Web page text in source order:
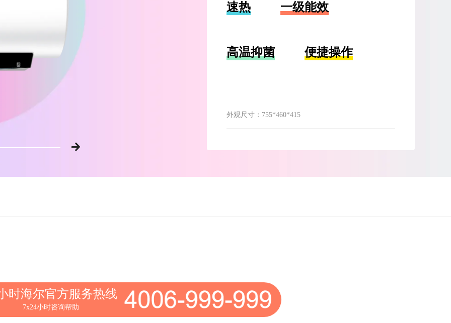
速热 一级能效
高温抑菌 便捷操作
外观尺寸： 755*460*415
时海尔官方服务热线
7x24小时咨询帮助